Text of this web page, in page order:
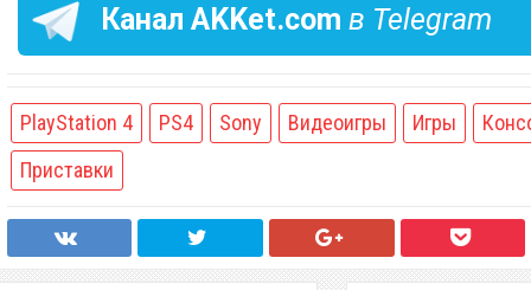
Канал AKKet.com в Telegram
PlayStation 4 PS4 Sony Видеоигры Игры
Приставки